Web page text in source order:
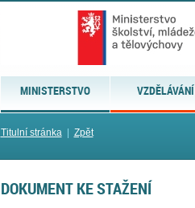
MINISTERSTVO VZDĚLÁVÁNÍ
Titulní stránka| Zpět
DOKUMENT KE STAŽENÍ